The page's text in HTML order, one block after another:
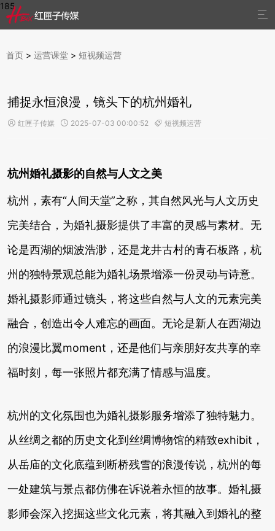
185

首页 > 运营课堂 > 短视频运营
捕捉永恒浪漫，镜头下的杭州婚礼
 红匣子传媒  2025-07-03 00:00:52  短视频运营
杭州婚礼摄影的自然与人文之美
杭州，素有“人间天堂”之称，其自然风光与人文历史
完美结合，为婚礼摄影提供了丰富的灵感与素材。无
论是西湖的烟波浩渺，还是龙井古村的青石板路，杭
州的独特景观总能为婚礼场景增添一份灵动与诗意。
婚礼摄影师通过镜头，将这些自然与人文的元素完美
融合，创造出令人难忘的画面。无论是新人在西湖边
的浪漫比翼moment，还是他们与亲朋好友共享的幸
福时刻，每一张照片都充满了情感与温度。
杭州的文化氛围也为婚礼摄影服务增添了独特魅力。
从丝绸之都的历史文化到丝绸博物馆的精致exhibit，
从岳庙的文化底蕴到断桥残雪的浪漫传说，杭州的每
一处建筑与景点都仿佛在诉说着永恒的故事。婚礼摄
影师会深入挖掘这些文化元素，将其融入到婚礼的整